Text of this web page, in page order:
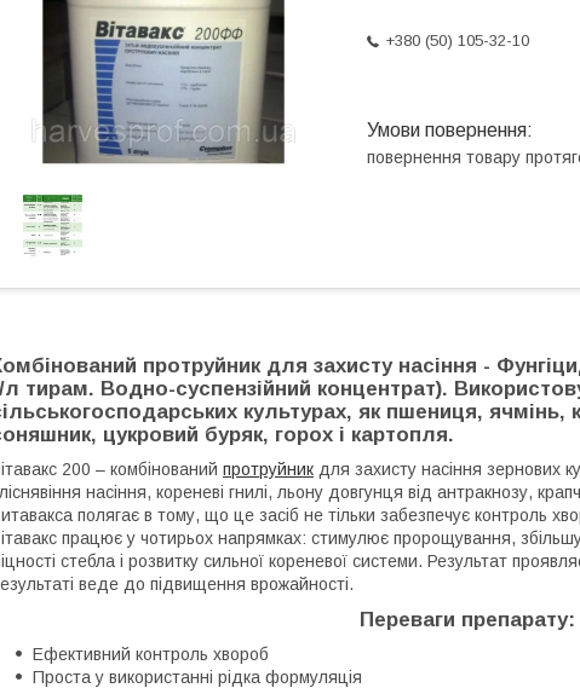
+380 (50) 105-32-10
повернення товару
протруйник для захисту насіння -
л тирам. Водно-суспензійний концентрат).
культурах, як пшениця, ячмінь,
цукровий буряк, горох і картопля.
200 – комбінований протруйник для захисту насіння зернових
насіння, кореневі гнилі, льону довгунця від антракнозу,
полягає в тому, що це засіб не тільки забезпечує контроль
працює у чотирьох напрямках: стимулює пророщування,
стебла і розвитку сильної кореневої системи. Результат
веде до підвищення врожайності.
Переваги препарату:
Ефективний контроль хвороб
Проста у використанні рідка формуляція